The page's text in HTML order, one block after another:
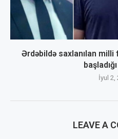
Ərdəbildə saxlanılan milli
İyul 2,
LEAVE A